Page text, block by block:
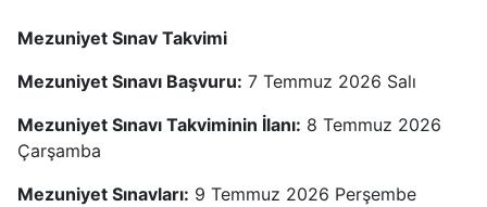
Mezuniyet Sınav Takvimi
Mezuniyet Sınavı Başvuru: 7 Temmuz 2026 Salı
Mezuniyet Sınavı Takviminin İlanı: 8 Temmuz 2026
Çarşamba
Mezuniyet Sınavları: 9 Temmuz 2026 Perşembe